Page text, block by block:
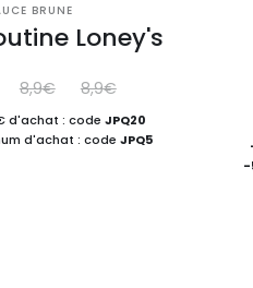
BRUNE
Loney's
8,9€ 8,9€
d'achat : codeJPQ20
d'achat : codeJPQ5
-